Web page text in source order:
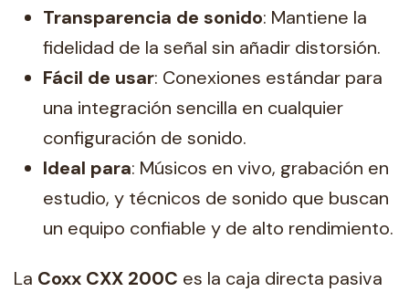
Transparencia de sonido: Mantiene la
fidelidad de la señal sin añadir distorsión.
Fácil de usar: Conexiones estándar para
una integración sencilla en cualquier
configuración de sonido.
Ideal para: Músicos en vivo, grabación en
estudio, y técnicos de sonido que buscan
un equipo confiable y de alto rendimiento.
La Coxx CXX 200C es la caja directa pasiva